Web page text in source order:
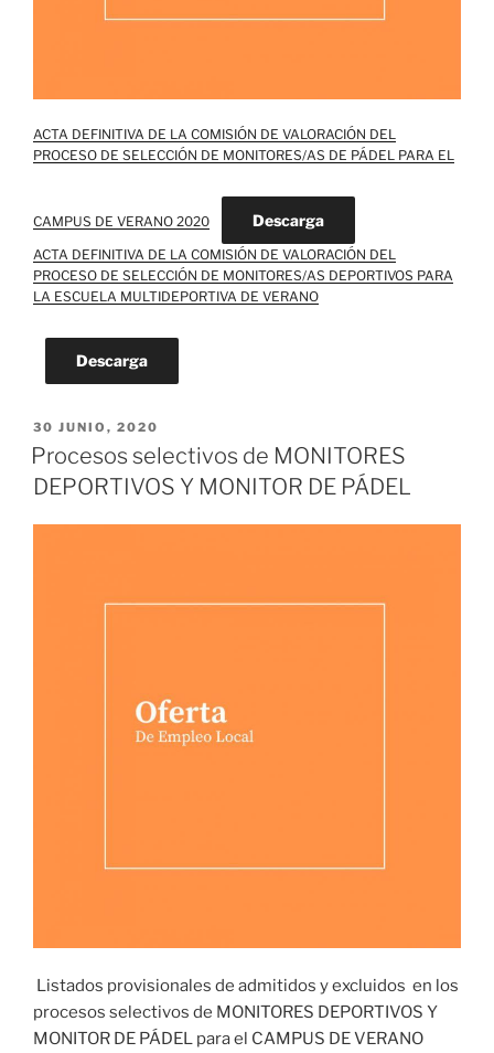
ACTA DEFINITIVA DE LA COMISIÓN DE VALORACIÓN DEL
PROCESO DE SELECCIÓN DE MONITORES/AS DE PÁDEL PARA EL
CAMPUS DE VERANO 2020 Descarga
ACTA DEFINITIVA DE LA COMISIÓN DE VALORACIÓN DEL
PROCESO DE SELECCIÓN DE MONITORES/AS DEPORTIVOS PARA
LA ESCUELA MULTIDEPORTIVA DE VERANO
Descarga
PUBLICADO
EL
30 JUNIO, 2020
Procesos selectivos de MONITORES
DEPORTIVOS Y MONITOR DE PÁDEL
Listados provisionales de admitidos y excluidos en los
procesos selectivos de MONITORES DEPORTIVOS Y
MONITOR DE PÁDEL para el CAMPUS DE VERANO